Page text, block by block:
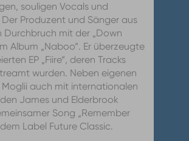
souligen Vocals und
Produzent und Sänger aus
Durchbruch mit der „Down
Album „Naboo“. Er überzeugte
EP „Fiire“, deren Tracks
wurden. Neben eigenen
auch mit internationalen
James und Elderbrook
Song „Remember
Label Future Classic.